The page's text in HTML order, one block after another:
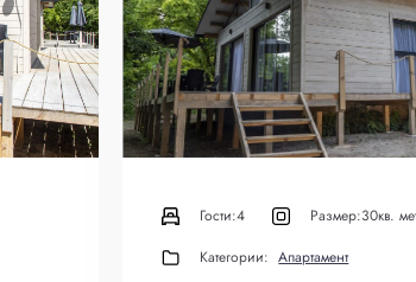
Гости:4 Размер:30кв.
Категории: Апартамент